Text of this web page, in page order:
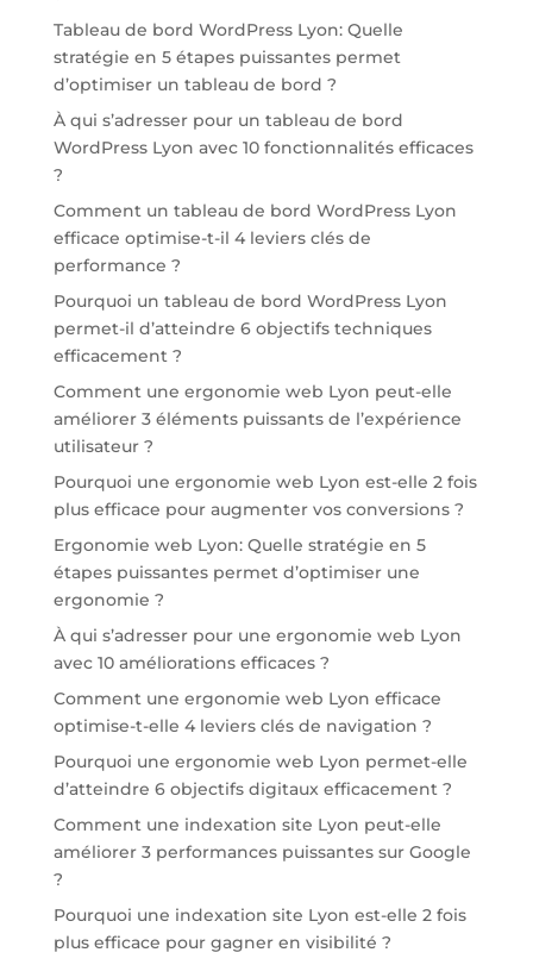
Tableau de bord WordPress Lyon: Quelle
stratégie en 5 étapes puissantes permet
d’optimiser un tableau de bord ?
À qui s’adresser pour un tableau de bord
WordPress Lyon avec 10 fonctionnalités efficaces
?
Comment un tableau de bord WordPress Lyon
efficace optimise-t-il 4 leviers clés de
performance ?
Pourquoi un tableau de bord WordPress Lyon
permet-il d’atteindre 6 objectifs techniques
efficacement ?
Comment une ergonomie web Lyon peut-elle
améliorer 3 éléments puissants de l’expérience
utilisateur ?
Pourquoi une ergonomie web Lyon est-elle 2 fois
plus efficace pour augmenter vos conversions ?
Ergonomie web Lyon: Quelle stratégie en 5
étapes puissantes permet d’optimiser une
ergonomie ?
À qui s’adresser pour une ergonomie web Lyon
avec 10 améliorations efficaces ?
Comment une ergonomie web Lyon efficace
optimise-t-elle 4 leviers clés de navigation ?
Pourquoi une ergonomie web Lyon permet-elle
d’atteindre 6 objectifs digitaux efficacement ?
Comment une indexation site Lyon peut-elle
améliorer 3 performances puissantes sur Google
?
Pourquoi une indexation site Lyon est-elle 2 fois
plus efficace pour gagner en visibilité ?